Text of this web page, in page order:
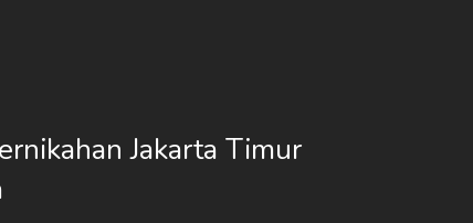
Jakarta Timur